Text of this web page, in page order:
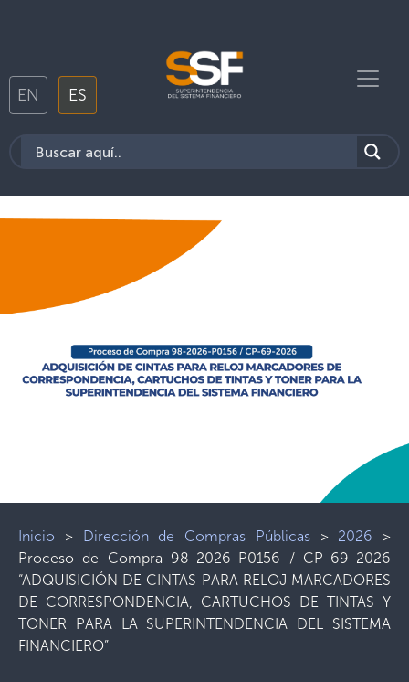
EN ES
Inicio > Dirección de Compras Públicas> 2026 >
Proceso de Compra 98-2026-P0156 / CP-69-2026
“ADQUISICIÓN DE CINTAS PARA RELOJ MARCADORES
DE CORRESPONDENCIA, CARTUCHOS DE TINTAS Y
TONER PARA LA SUPERINTENDENCIA DEL SISTEMA
FINANCIERO”